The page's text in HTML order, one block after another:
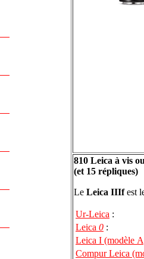
810 Leica à vis
(et 15 répliques)
Le Leica IIIfest
Ur-Leica :
Leica 0 :
Leica I (modèle
Compur Leica